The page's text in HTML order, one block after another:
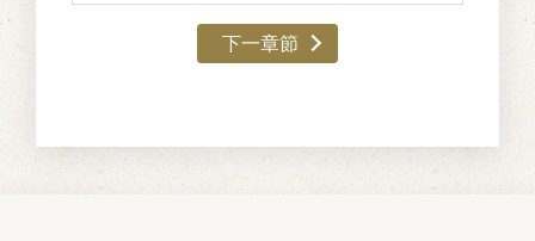
下一章節